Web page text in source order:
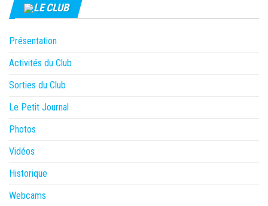
LE CLUB
Présentation
Activités du Club
Sorties du Club
Le Petit Journal
Photos
Vidéos
Historique
Webcams